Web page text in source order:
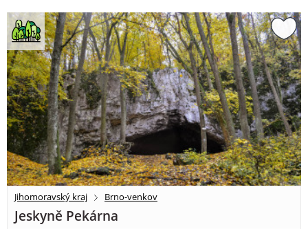
Jihomoravský kraj Brno-venkov
Jeskyně Pekárna